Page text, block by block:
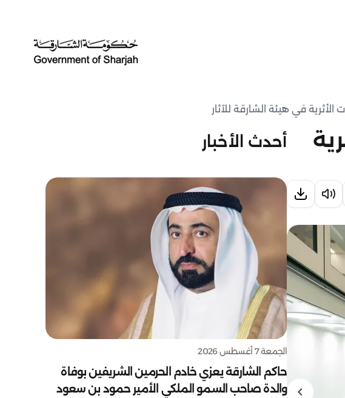
في هيئة الشارقة للآثار
أحدث الأخبار
الجمعة 7 أغسطس 2026
حاكم الشارقة يعزي خادم الحرمين الشريفين بوفاة
والدة صاحب السمو الملكي الأمير حمود بن سعود